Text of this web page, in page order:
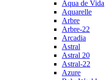
Aqua de Vida
Aquarelle
Arbre
Arbre-22
Arcadia
Astral
Astral 20
Astral-22
Azure